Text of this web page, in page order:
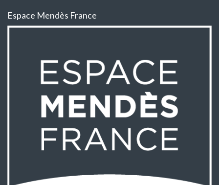
Espace Mendès France